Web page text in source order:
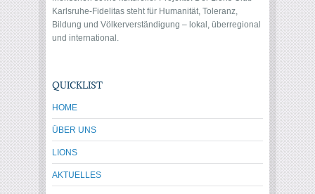
Karlsruhe-Fidelitas steht für Humanität, Toleranz,
Bildung und Völkerverständigung – lokal, überregional
und international.
QUICKLIST
HOME
ÜBER UNS
LIONS
AKTUELLES